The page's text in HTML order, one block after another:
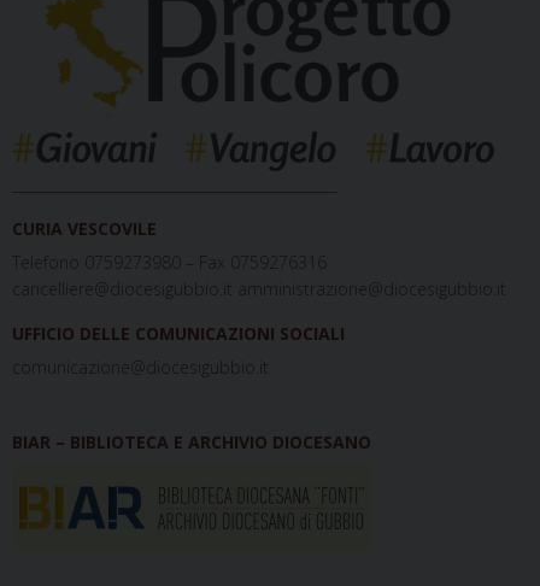
CURIA VESCOVILE
Telefono 0759273980 – Fax 0759276316
cancelliere@diocesigubbio.it amministrazione@diocesigubbio.it
UFFICIO DELLE COMUNICAZIONI SOCIALI
comunicazione@diocesigubbio.it
BIAR – BIBLIOTECA E ARCHIVIO DIOCESANO